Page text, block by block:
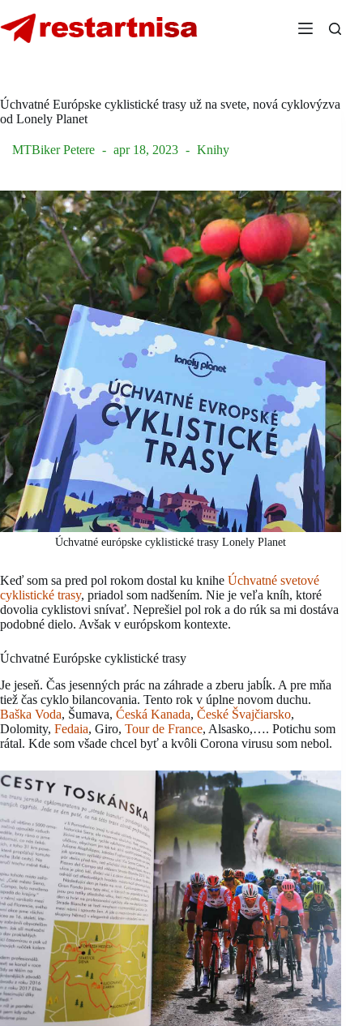
to
content
Úchvatné Európske cyklistické trasy už na svete, nová cyklovýzva
od Lonely Planet
MTBiker Petere apr 18, 2023 Knihy
Úchvatné európske cyklistické trasy Lonely Planet
Keď som sa pred pol rokom dostal ku knihe Úchvatné svetové
cyklistické trasy, priadol som nadšením. Nie je veľa kníh, ktoré
dovolia cyklistovi snívať. Neprešiel pol rok a do rúk sa mi dostáva
podobné dielo. Avšak v európskom kontexte.
Úchvatné Európske cyklistické trasy
Je jeseň. Čas jesenných prác na záhrade a zberu jabĺk. A pre mňa
tiež čas cyklo bilancovania. Tento rok v úplne novom duchu.
Baška Voda, Šumava, Ćeská Kanada, České Švajčiarsko,
Dolomity, Fedaia, Giro, Tour de France, Alsasko,…. Potichu som
rátal. Kde som všade chcel byť a kvôli Corona virusu som nebol.